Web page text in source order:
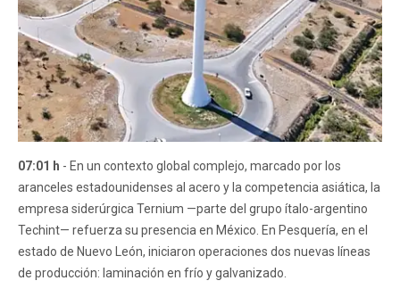
07:01 h - En un contexto global complejo, marcado por los
aranceles estadounidenses al acero y la competencia asiática, la
empresa siderúrgica Ternium —parte del grupo ítalo-argentino
Techint— refuerza su presencia en México. En Pesquería, en el
estado de Nuevo León, iniciaron operaciones dos nuevas líneas
de producción: laminación en frío y galvanizado.